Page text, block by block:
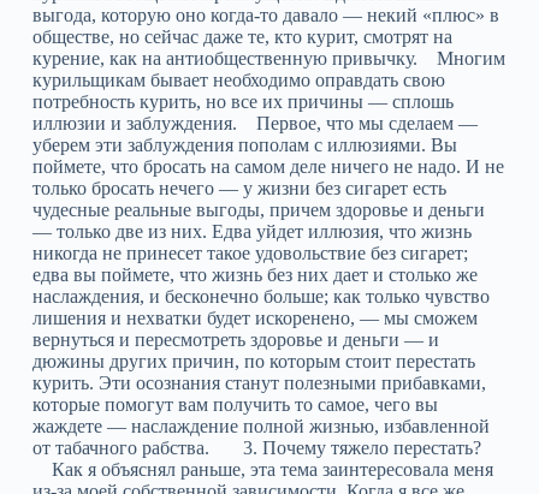
выгода, которую оно когда-то давало — некий «плюс» в
обществе, но сейчас даже те, кто курит, смотрят на
курение, как на антиобщественную привычку. Многим
курильщикам бывает необходимо оправдать свою
потребность курить, но все их причины — сплошь
иллюзии и заблуждения. Первое, что мы сделаем —
уберем эти заблуждения пополам с иллюзиями. Вы
поймете, что бросать на самом деле ничего не надо. И не
только бросать нечего — у жизни без сигарет есть
чудесные реальные выгоды, причем здоровье и деньги
— только две из них. Едва уйдет иллюзия, что жизнь
никогда не принесет такое удовольствие без сигарет;
едва вы поймете, что жизнь без них дает и столько же
наслаждения, и бесконечно больше; как только чувство
лишения и нехватки будет искоренено, — мы сможем
вернуться и пересмотреть здоровье и деньги — и
дюжины других причин, по которым стоит перестать
курить. Эти осознания станут полезными прибавками,
которые помогут вам получить то самое, чего вы
жаждете — наслаждение полной жизнью, избавленной
от табачного рабства. 3. Почему тяжело перестать?
Как я объяснял раньше, эта тема заинтересовала меня